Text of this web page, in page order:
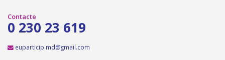
Contacte
0 230 23 619
euparticip.md@gmail.com